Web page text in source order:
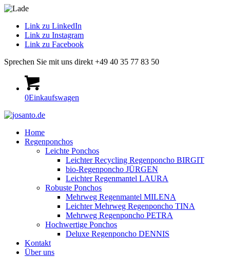
Link zu LinkedIn
Link zu Instagram
Link zu Facebook
Sprechen Sie mit uns direkt +49 40 35 77 83 50
0Einkaufswagen
Home
Regenponchos
Leichte Ponchos
Leichter Recycling Regenponcho BIRGIT
bio-Regenponcho JÜRGEN
Leichter Regenmantel LAURA
Robuste Ponchos
Mehrweg Regenmantel MILENA
Leichter Mehrweg Regenponcho TINA
Mehrweg Regenponcho PETRA
Hochwertige Ponchos
Deluxe Regenponcho DENNIS
Kontakt
Über uns